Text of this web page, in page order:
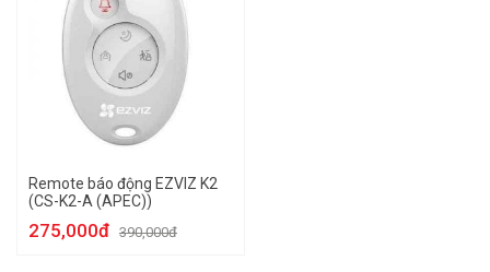
Remote báo động EZVIZ K2
(CS-K2-A (APEC))
275,000đ 390,000đ